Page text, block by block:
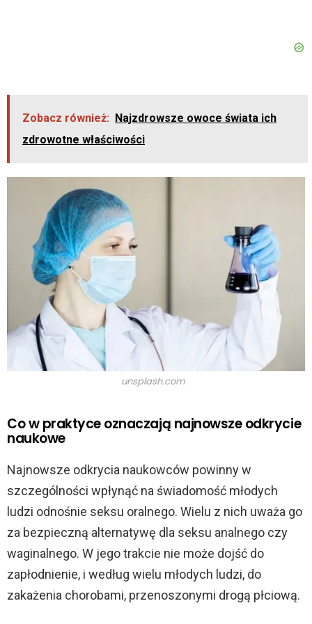
Zobacz również:
Najzdrowsze owoce świata ich
zdrowotne właściwości
unsplash.com
Co w praktyce oznaczają najnowsze odkrycie
naukowe
Najnowsze odkrycia naukowców powinny w
szczególności wpłynąć na świadomość młodych
ludzi odnośnie seksu oralnego. Wielu z nich uważa go
za bezpieczną alternatywę dla seksu analnego czy
waginalnego. W jego trakcie nie może dojść do
zapłodnienie, i według wielu młodych ludzi, do
zakażenia chorobami, przenoszonymi drogą płciową.